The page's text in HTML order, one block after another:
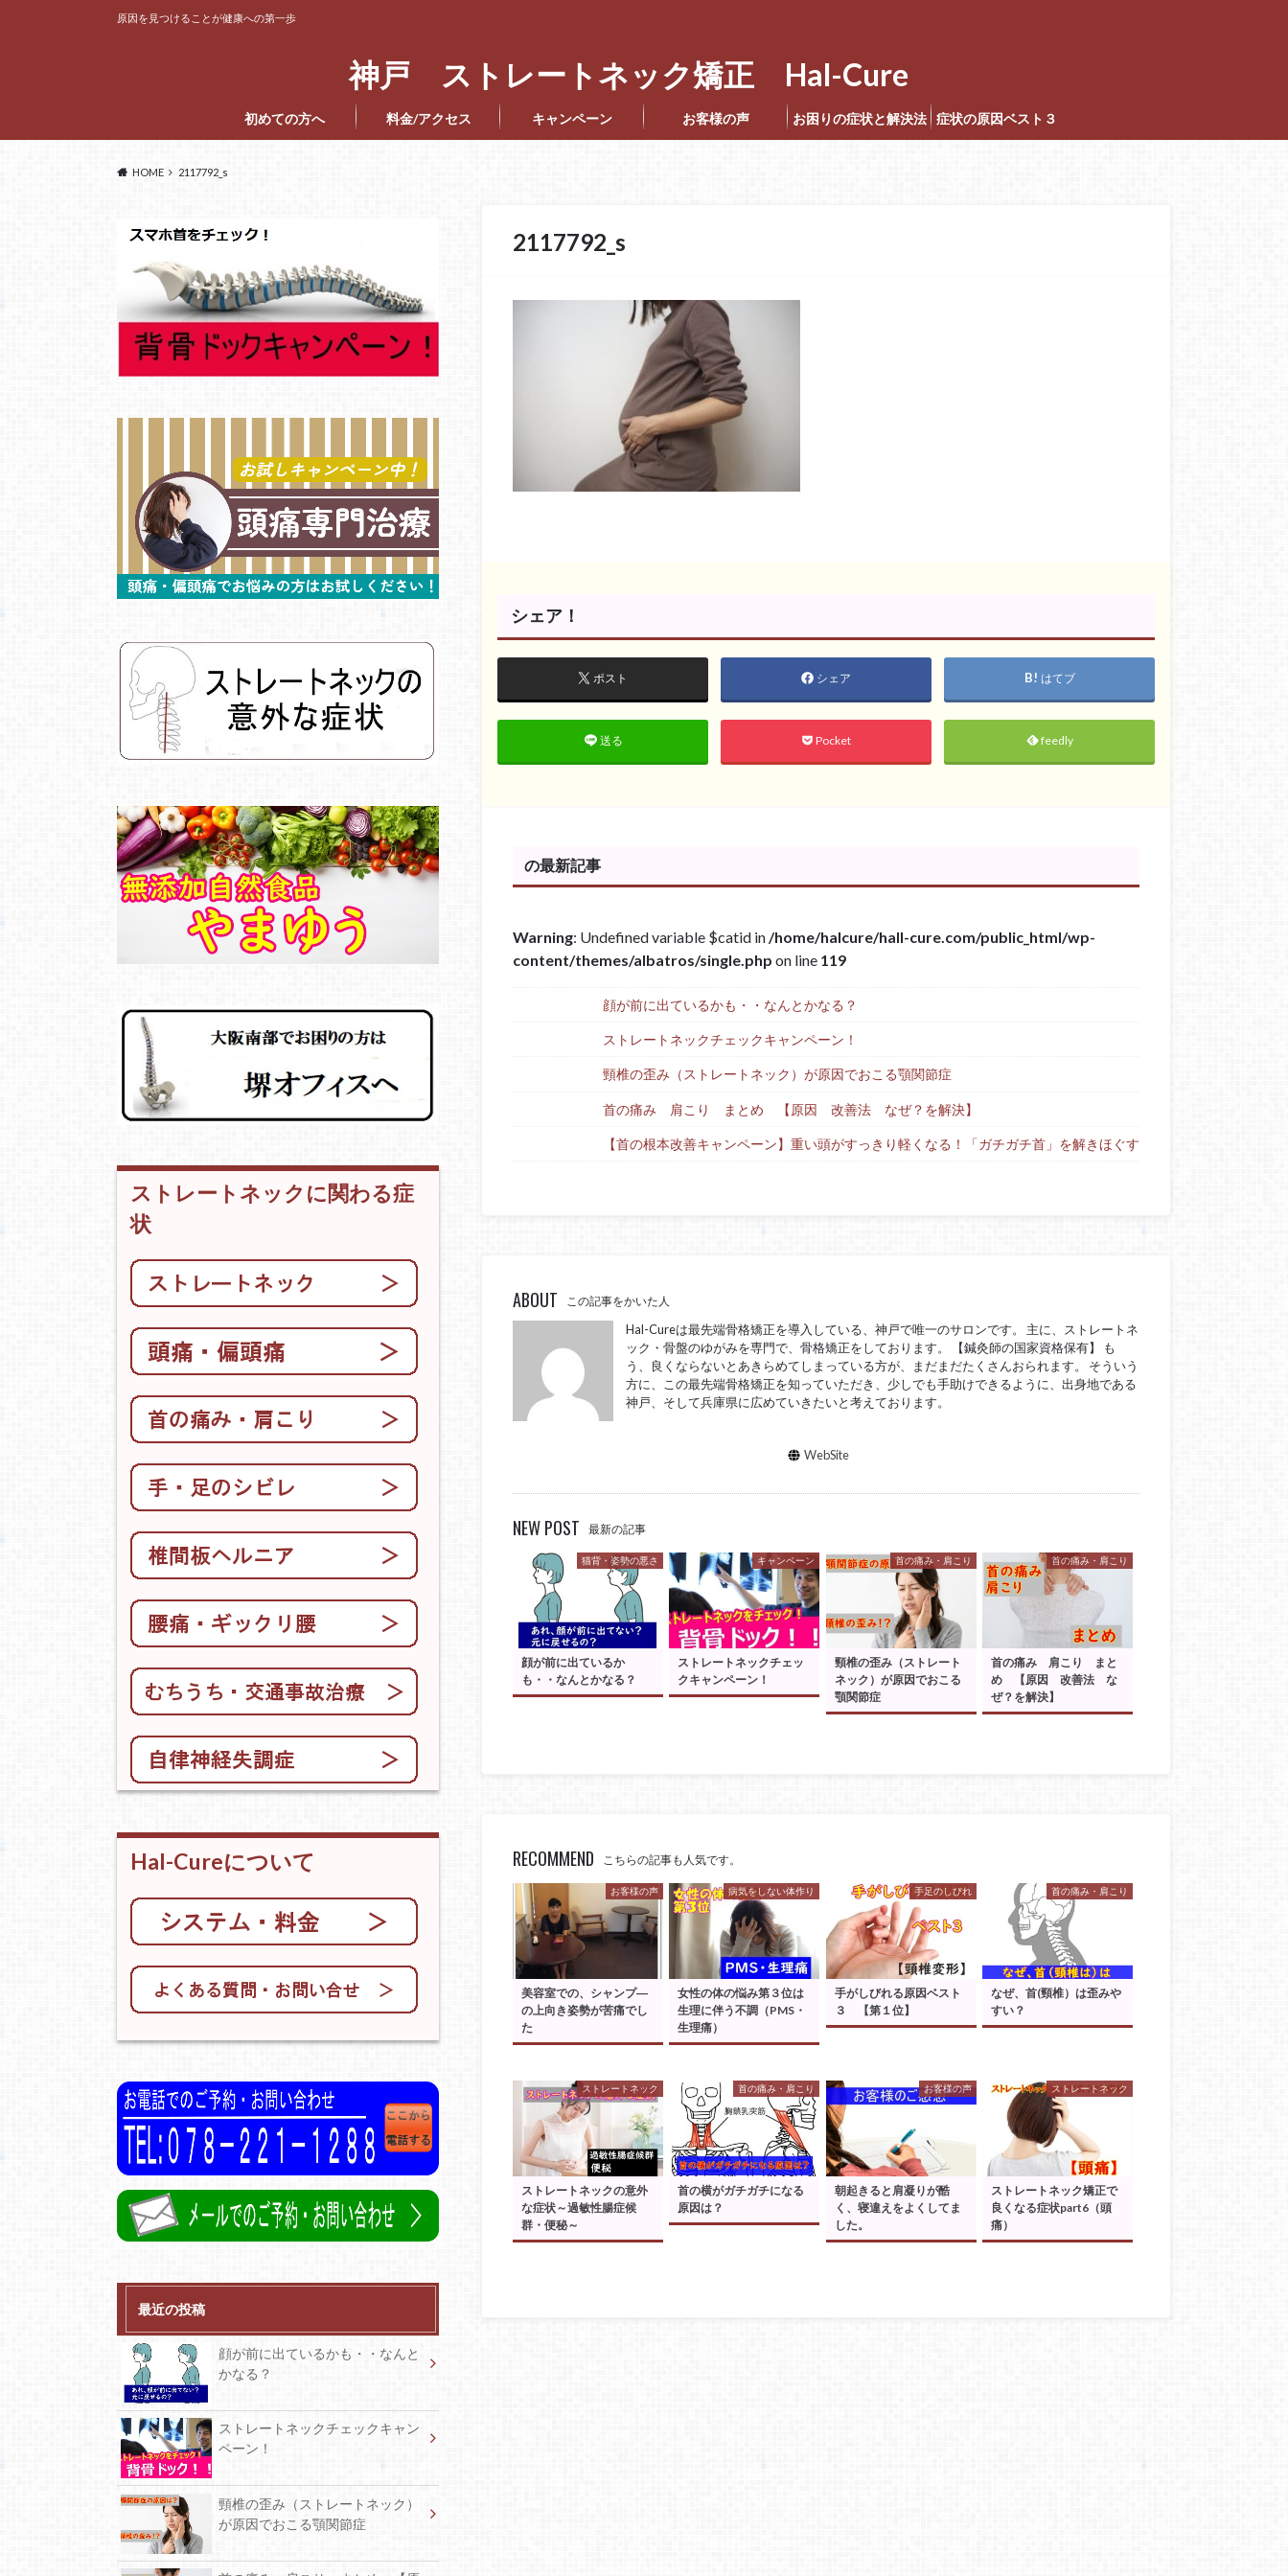
神戸 ストレートネック矯正 Hal-Cure
原因を見つけることが健康への第一歩
初めての方へ 料金/アクセス キャンペーン お客様の声 お困りの症状と解決法 症状の原因ベスト３
HOME 2117792_s
2117792_s
シェア！
ポスト シェア はてブ
送る Pocket feedly
の最新記事
Warning: Undefined variable $catid in /home/halcure/hall-cure.com/public_html/wp-
content/themes/albatros/single.php on line 119
顔が前に出ているかも・・なんとかなる？
ストレートネックチェックキャンペーン！
頸椎の歪み（ストレートネック）が原因でおこる顎関節症
首の痛み 肩こり まとめ 【原因 改善法 なぜ？を解決】
【首の根本改善キャンペーン】重い頭がすっきり軽くなる！「ガチガチ首」を解きほぐす
ABOUT この記事をかいた人
Hal-Cureは最先端骨格矯正を導入している、神戸で唯一のサロンです。 主に、ストレートネ
ック・骨盤のゆがみを専門で、骨格矯正をしております。 【鍼灸師の国家資格保有】 も
う、良くならないとあきらめてしまっている方が、まだまだたくさんおられます。 そういう
方に、この最先端骨格矯正を知っていただき、少しでも手助けできるように、出身地である
神戸、そして兵庫県に広めていきたいと考えております。
WebSite
NEW POST 最新の記事
猫背・姿勢の悪さ
顔が前に出ているか
も・・なんとかなる？
キャンペーン
ストレートネックチェッ
クキャンペーン！
首の痛み・肩こり
頸椎の歪み（ストレート
ネック）が原因でおこる
顎関節症
首の痛み・肩こり
首の痛み 肩こり まと
め 【原因 改善法 な
ぜ？を解決】
RECOMMEND こちらの記事も人気です。
お客様の声
美容室での、シャンプ―
の上向き姿勢が苦痛でし
た
病気をしない体作り
女性の体の悩み第３位は
生理に伴う不調（PMS・
生理痛）
手足のしびれ
手がしびれる原因ベスト
３ 【第１位】
首の痛み・肩こり
なぜ、首(頸椎）は歪みや
すい？
ストレートネック
ストレートネックの意外
な症状～過敏性腸症候
群・便秘～
首の痛み・肩こり
首の横がガチガチになる
原因は？
お客様の声
朝起きると肩凝りが酷
く、寝違えをよくしてま
した。
ストレートネック
ストレートネック矯正で
良くなる症状part6（頭
痛）
ストレートネックに関わる症
状
Hal-Cureについて
最近の投稿
顔が前に出ているかも・・なんと
かなる？
ストレートネックチェックキャン
ペーン！
頸椎の歪み（ストレートネック）
が原因でおこる顎関節症